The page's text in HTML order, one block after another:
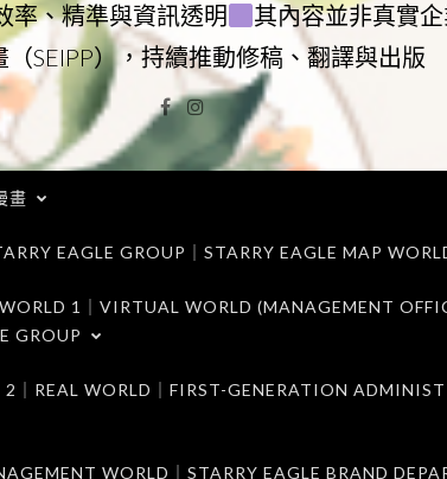
率、精準與資訊透明 其內容並非真實
（SEIPP），持續推動修稿、翻譯與出版
Facebook
Instagram
畫
EAGLE GROUP｜STARRY EAGLE MAP
1｜VIRTUAL WORLD (MANAGEMENT
GROUP
｜REAL WORLD｜FIRST-GENERATION
WORLD｜STARRY EAGLE BRAND